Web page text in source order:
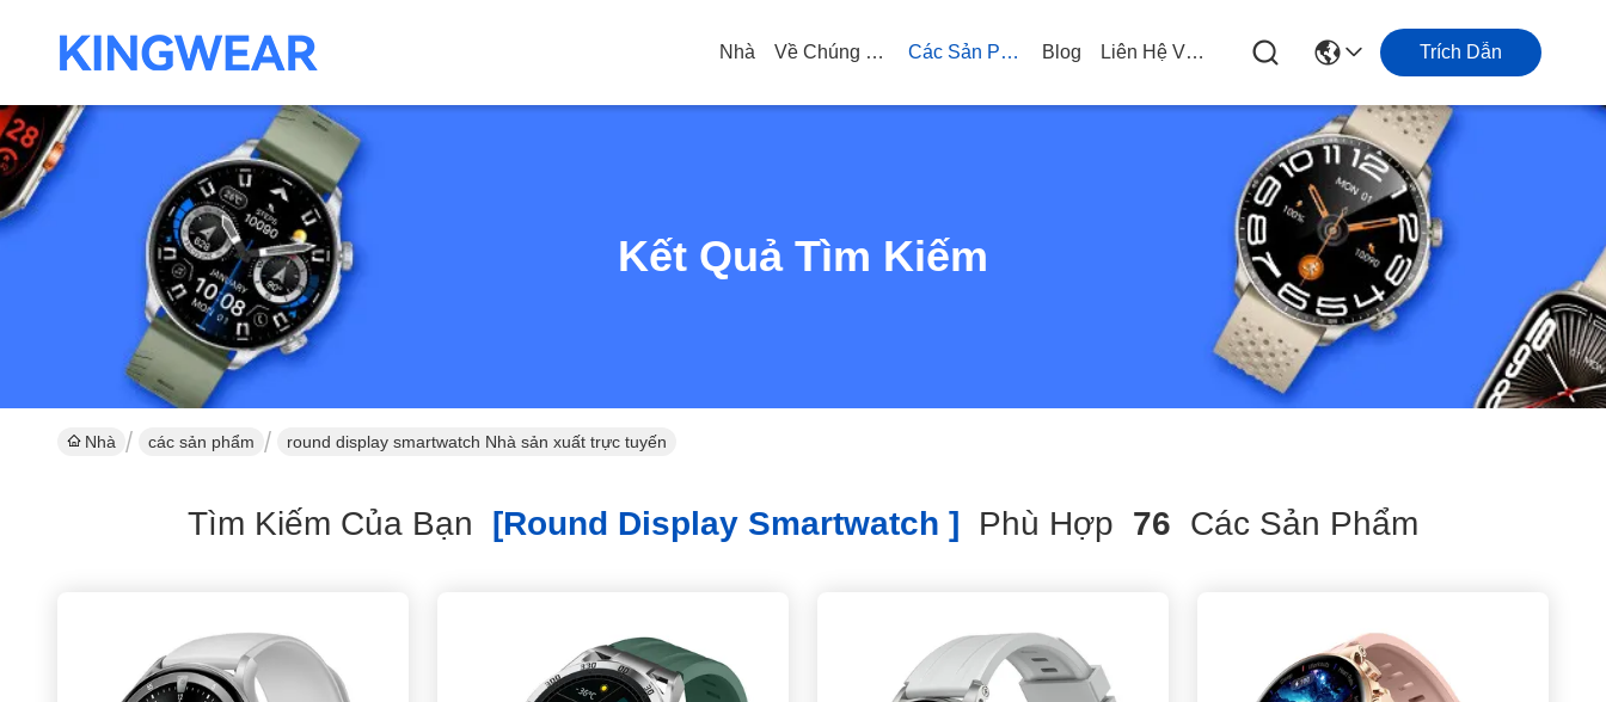
Nhà Về Chúng Tôi Các Sản Phẩm Blog Liên Hệ Với Chúng Tôi Trích Dẫn
Kết Quả Tìm Kiếm
Nhà các sản phẩm round display smartwatch Nhà sản xuất trực tuyến
Tìm Kiếm Của Bạn [round Display Smartwatch ] Phù Hợp 76 Các Sản Phẩm